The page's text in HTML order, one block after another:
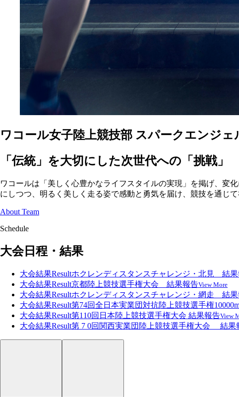
ワコール女子陸上競技部 スパークエンジェ
「伝統」を大切にした次世代への「挑戦」
ワコールは 「美しく心豊かなライフスタイルの実現」を掲げ、変化
にしつつ、明るく美しく走る姿で感動と勇気を届け、競技を通じて
About Team
Schedule
大会日程・結果
大会結果Resultホクレンディスタンスチャレンジ・北見 結
大会結果Result京都陸上競技選手権大会 結果報告View More
大会結果Resultホクレンディスタンスチャレンジ・網走 結
大会結果Result第74回全日本実業団対抗陸上競技選手権
大会結果Result第110回日本陸上競技選手権大会 結果報告View
大会結果Result第 7 0回関西実業団陸上競技選手権大会 結果